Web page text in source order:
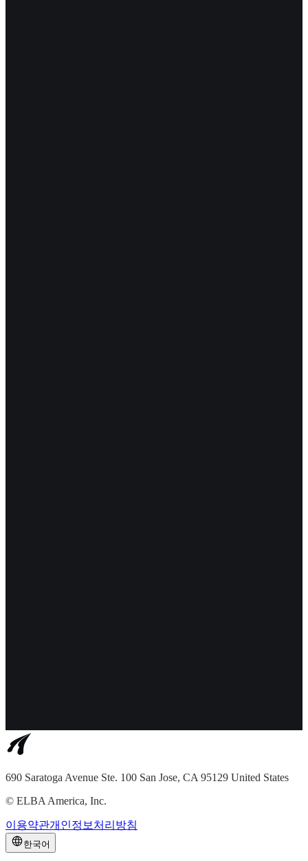
690 Saratoga Avenue Ste. 100 San Jose, CA 95129 United States
© ELBA America, Inc.
이용약관개인정보처리방침
한국어